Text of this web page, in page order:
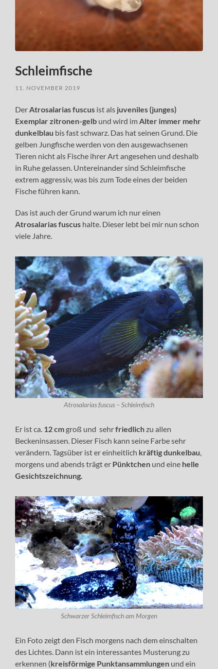
Schleimfische
11. NOVEMBER 2019
DerAtrosalarias fuscus ist als juveniles (junges)
Exemplar zitronen-gelb und wird imAlter immer mehr
dunkelblau bis fast schwarz. Das hat seinen Grund. Die
gelben Jungfische werden von den ausgewachsenen
Tieren nicht als Fische ihrer Art angesehen und deshalb
in Ruhe gelassen. Untereinander sind Schleimfische
extrem aggressiv, was bis zum Tode eines der beiden
Fische führen kann.
Das ist auch der Grund warum ich nur einen
Atrosalarias fuscus halte. Dieser lebt bei mir nun schon
viele Jahre.
Atrosalarias fuscus – Schleimfisch
Er ist ca. 12 cm groß und sehrfriedlichzu allen
Beckeninsassen. Dieser Fisch kann seine Farbe sehr
verändern. Tagsüber ist er einheitlich kräftig dunkelbau,
morgens und abends trägt er Pünktchen und eine helle
Gesichtszeichnung.
Schwarzer Schleimfisch am Morgen
Ein Foto zeigt den Fisch morgens nach dem einschalten
des Lichtes. Dann ist ein interessantes Musterung zu
erkennen (kreisförmige Punktansammlungen und ein